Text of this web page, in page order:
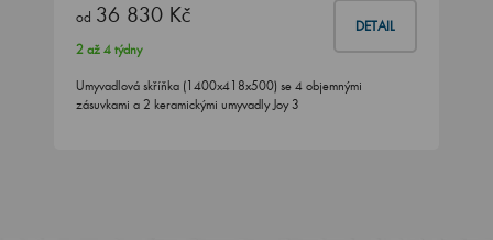
od 36 830 Kč DETAIL
2 až 4 týdny
Umyvadlová skříňka (1400x418x500) se 4 objemnými
zásuvkami a 2 keramickými umyvadly Joy 3